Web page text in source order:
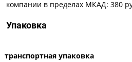
компании в пределах МКАД: 380
Упаковка
транспортная упаковка